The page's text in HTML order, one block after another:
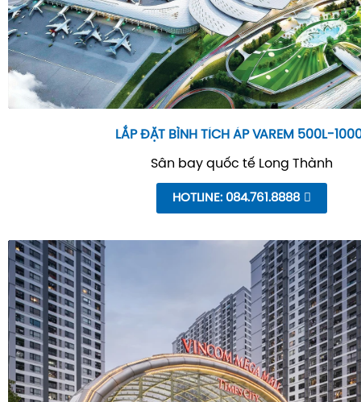
LẮP ĐẶT BÌNH TÍCH ÁP VAREM 500L-
Sân bay quốc tế Long Thành
HOTLINE: 084.761.8888